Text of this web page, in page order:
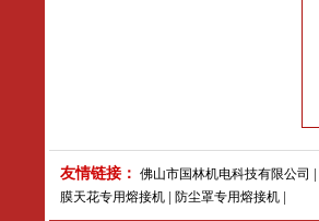
友情链接： 佛山市国林机电科技有限公司
膜天花专用熔接机| 防尘罩专用熔接机|